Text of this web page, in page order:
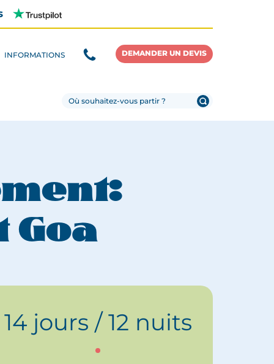
INFORMATIONS DEMANDER UN DEVIS
Goa
14 jours / 12 nuits